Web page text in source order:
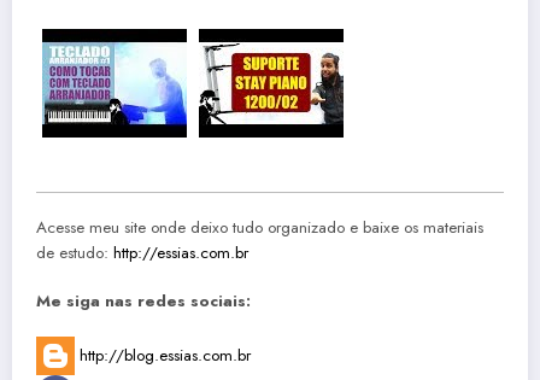
Acesse meu site onde deixo tudo organizado e baixe os materiais
de estudo: http://essias.com.br
Me siga nas redes sociais:
http://blog.essias.com.br